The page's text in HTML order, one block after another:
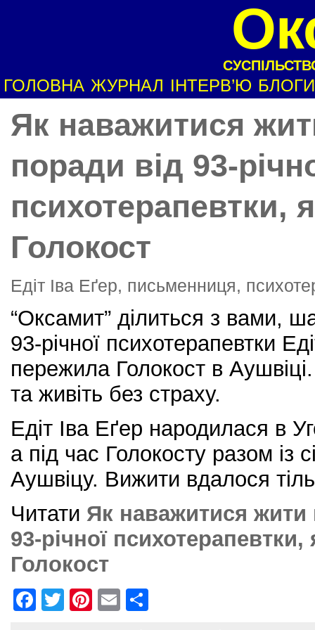
ГОЛОВНА ЖУРНАЛ ІНТЕРВ’Ю БЛОГИ
Як наважитися
поради від 93-
психотерапевтки,
Голокост
Едіт Іва Еґер, письменниця,
“Оксамит” ділиться з вами,
93-річної психотерапевтки
пережила Голокост в
та живіть без страху.
Едіт Іва Еґер народилася в
а під час Голокосту разом із
Аушвіцу. Вижити вдалося
Читати Як наважитися
93-річної
Голокост
F
T
Pi
E